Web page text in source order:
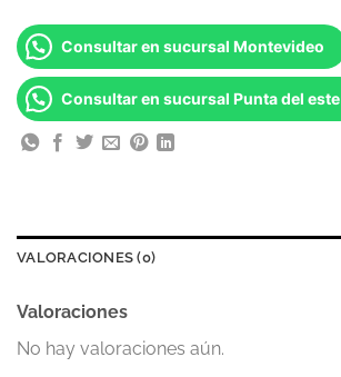
Consultar en sucursal Montevideo
Consultar en sucursal Punta del este
VALORACIONES (0)
Valoraciones
No hay valoraciones aún.